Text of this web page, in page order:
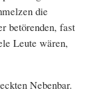
die
betörenden, fast
Leute wären,
Nebenbar.